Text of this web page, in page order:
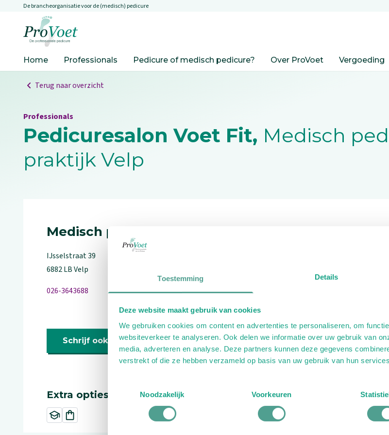
Toestemming Details
Deze website maakt gebruik van cookies
We gebruiken cookies om content en advertenties te personaliseren, om
websiteverkeer te analyseren. Ook delen we informatie over uw gebruik van
media, adverteren en analyse. Deze partners kunnen deze gegevens
verstrekt of die ze hebben verzameld op basis van uw gebruik van hun
Noodzakelijk
Voorkeuren
Overslaan en naar de inhoud gaan
De brancheorganisatie voor de (medisch) pedicure
Home Professionals Pedicure of medisch pedicure? Over ProVoet Vergoeding
Terug naar overzicht
Professionals
Pedicuresalon Voet Fit, Medisch
praktijk Velp
Medisch pedicure
IJsselstraat39
6882 LBVelp
026-3643688
Schrijf ook een review
Extra opties